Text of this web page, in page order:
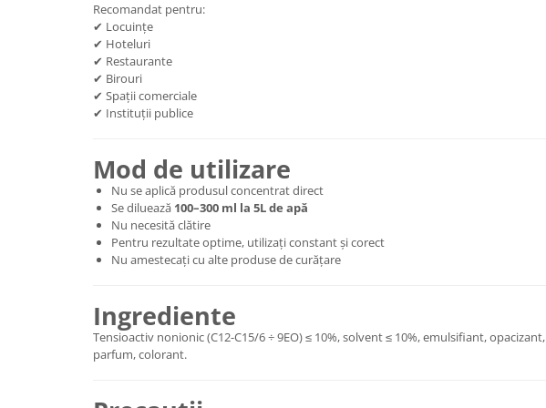
Recomandat pentru:
✔ Locuințe
✔ Hoteluri
✔ Restaurante
✔ Birouri
✔ Spații comerciale
✔ Instituții publice
Mod de utilizare
Nu se aplică produsul concentrat direct
Se diluează 100–300 ml la 5L de apă
Nu necesită clătire
Pentru rezultate optime, utilizați constant și corect
Nu amestecați cu alte produse de curățare
Ingrediente
Tensioactiv nonionic (C12-C15/6 ÷ 9EO) ≤ 10%, solvent ≤ 10%, emulsifiant, opacizant,
parfum, colorant.